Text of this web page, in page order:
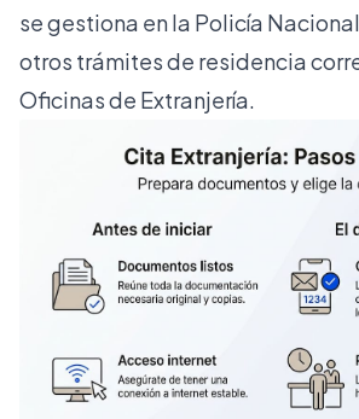
se gestiona en la Policía
otros trámites de residencia
Oficinas de Extranjería.